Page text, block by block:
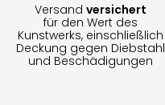
Versand versichert
für den Wert des
Kunstwerks, einschließlich
Deckung gegen Diebstahl
und Beschädigungen